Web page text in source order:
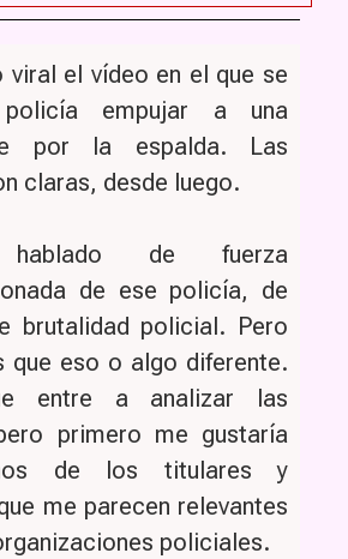
viral el vídeo en el que se
empujar a una
por la espalda. Las
claras, desde luego.
de fuerza
de ese policía, de
brutalidad policial. Pero
que eso o algo diferente.
entre a analizar las
primero me gustaría
de los titulares y
me parecen relevantes
policiales.